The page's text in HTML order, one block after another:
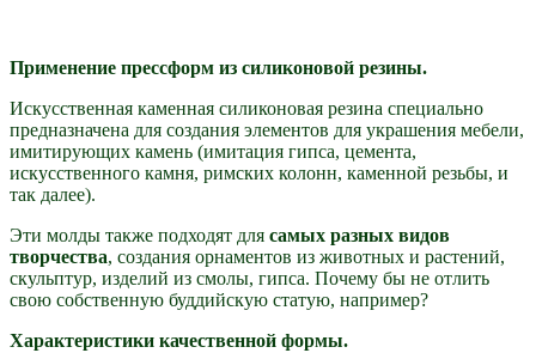
Применение прессформ из силиконовой резины.
Искусственная каменная силиконовая резина специально
предназначена для создания элементов для украшения мебели,
имитирующих камень (имитация гипса, цемента,
искусственного камня, римских колонн, каменной резьбы, и
так далее).
Эти молды также подходят для самых разных видов
творчества, создания орнаментов из животных и растений,
скульптур, изделий из смолы, гипса. Почему бы не отлить
свою собственную буддийскую статую, например?
Характеристики качественной формы.